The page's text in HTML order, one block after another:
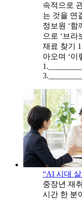
속적으로
는 것을 연
정보원 ‘함
으로 ‘브라
재료 찾기
아오며 ‘이
“AI 시대
중장년 재
시간 한 분